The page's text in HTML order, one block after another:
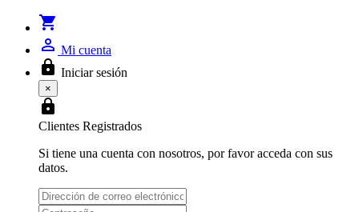
shopping_cart
person_outline Mi cuenta
lock Iniciar sesión
×
lock
Clientes Registrados
Si tiene una cuenta con nosotros, por favor acceda con sus
datos.